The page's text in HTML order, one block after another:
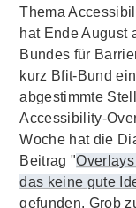
Thema
hat Ende August
Bundes für
kurz Bfit-Bund
abgestimmte
Accessibility-
Woche hat die
Beitrag "
das keine gute
gefunden. Grob